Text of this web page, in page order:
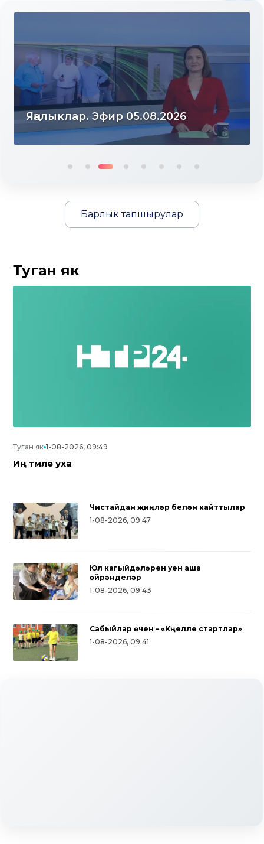
Яңалыклар. Эфир 05.08.2026
Барлык тапшырулар
Туган як
Туган як 1-08-2026, 09:49
Иң тәмле уха
Чистайдан җиңүләр белән кайттылар
1-08-2026, 09:47
Юл кагыйдәләрен уен аша
өйрәнделәр
1-08-2026, 09:43
Сабыйлар өчен – «Күңелле стартлар»
1-08-2026, 09:41